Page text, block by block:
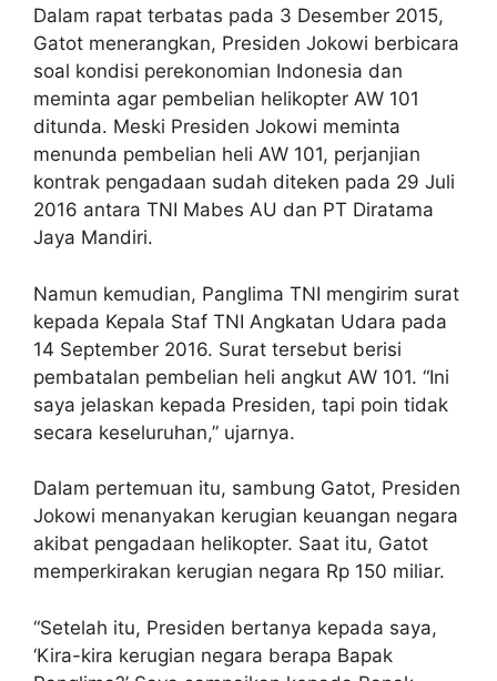
Dalam rapat terbatas pada 3 Desember 2015,
Gatot menerangkan, Presiden Jokowi berbicara
soal kondisi perekonomian Indonesia dan
meminta agar pembelian helikopter AW 101
ditunda. Meski Presiden Jokowi meminta
menunda pembelian heli AW 101, perjanjian
kontrak pengadaan sudah diteken pada 29 Juli
2016 antara TNI Mabes AU dan PT Diratama
Jaya Mandiri.
Namun kemudian, Panglima TNI mengirim surat
kepada Kepala Staf TNI Angkatan Udara pada
14 September 2016. Surat tersebut berisi
pembatalan pembelian heli angkut AW 101. “Ini
saya jelaskan kepada Presiden, tapi poin tidak
secara keseluruhan,” ujarnya.
Dalam pertemuan itu, sambung Gatot, Presiden
Jokowi menanyakan kerugian keuangan negara
akibat pengadaan helikopter. Saat itu, Gatot
memperkirakan kerugian negara Rp 150 miliar.
“Setelah itu, Presiden bertanya kepada saya,
‘Kira-kira kerugian negara berapa Bapak